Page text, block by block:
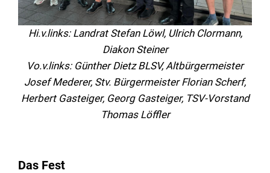
Hi.v.links: Landrat Stefan Löwl, Ulrich Clormann,
Diakon Steiner
Vo.v.links: Günther Dietz BLSV, Altbürgermeister
Josef Mederer, Stv. Bürgermeister Florian Scherf,
Herbert Gasteiger, Georg Gasteiger, TSV-Vorstand
Thomas Löffler
Das Fest